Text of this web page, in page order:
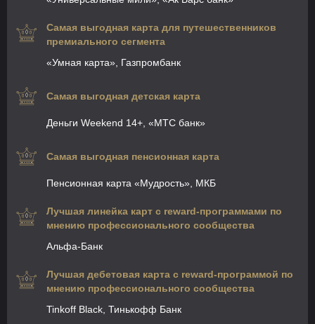
Самая выгодная карта для путешественников
премиального сегмента
«Умная карта», Газпромбанк
Самая выгодная детская карта
Деньги Weekend 14+, «МТС банк»
Самая выгодная пенсионная карта
Пенсионная карта «Мудрость», МКБ
Лучшая линейка карт с reward-программами по
мнению профессионального сообщества
Альфа-Банк
Лучшая дебетовая карта с reward-программой по
мнению профессионального сообщества
Tinkoff Black, Тинькофф Банк